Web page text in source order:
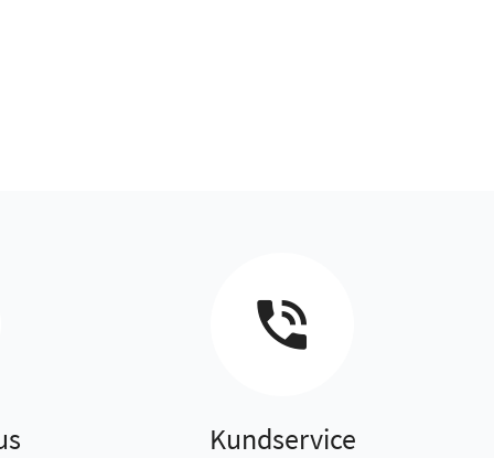
Kundservice